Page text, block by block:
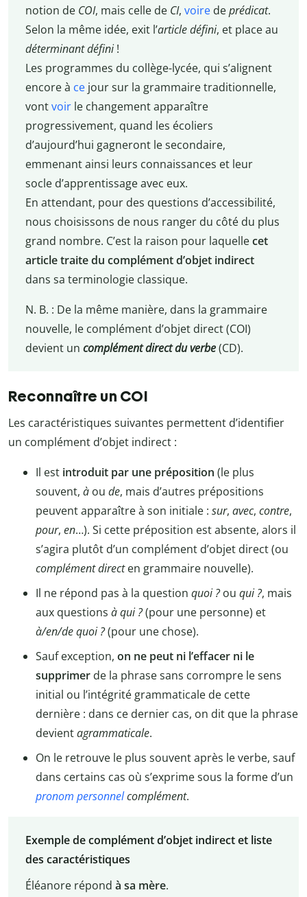
notion de COI, mais celle de CI, voiredeprédicat.
Selon la même idée, exit l’article défini, et place au
déterminant défini!
Les programmes du collège-lycée, qui s’alignent
encore à cejour sur la grammaire traditionnelle,
vontvoirle changement apparaître
progressivement, quand les écoliers
d’aujourd’hui gagneront le secondaire,
emmenant ainsi leurs connaissances et leur
socle d’apprentissage avec eux.
En attendant, pour des questions d’accessibilité,
nous choisissons de nous ranger du côté du plus
grand nombre. C’est la raison pour laquellecet
article traite du complément d’objet indirect
dans sa terminologie classique.
N. B. : De la même manière, dans la grammaire
nouvelle, le complément d’objet direct (COI)
devient un complément direct du verbe(CD).
Reconnaître un COI
Les caractéristiques suivantes permettent d’identifier
un complément d’objet indirect :
Il est introduit par une préposition (le plus
souvent, à ou de, mais d’autres prépositions
peuvent apparaître à son initiale : sur, avec, contre,
pour, en…). Si cette préposition est absente, alors il
s’agira plutôt d’un complément d’objet direct (ou
complément directen grammaire nouvelle).
Il ne répond pas à la question quoi ?ou qui ?, mais
aux questions à qui ?(pour une personne) et
à/en/de quoi ?(pour une chose).
Sauf exception, on ne peut ni l’effacer ni le
supprimer de la phrase sans corrompre le sens
initial ou l’intégrité grammaticale de cette
dernière : dans ce dernier cas, on dit que la phrase
devientagrammaticale.
On le retrouve le plus souvent après le verbe, sauf
dans certains cas où s’exprime sous la forme d’un
pronom personnelcomplément.
Exemple de complément d’objet indirect et liste
des caractéristiques
Éléanore répond à sa mère.